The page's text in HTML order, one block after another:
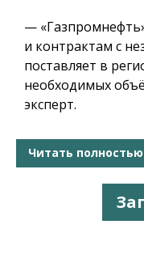
—
и контрактам с
поставляет в
необходимых
эксперт.
Читать полностью